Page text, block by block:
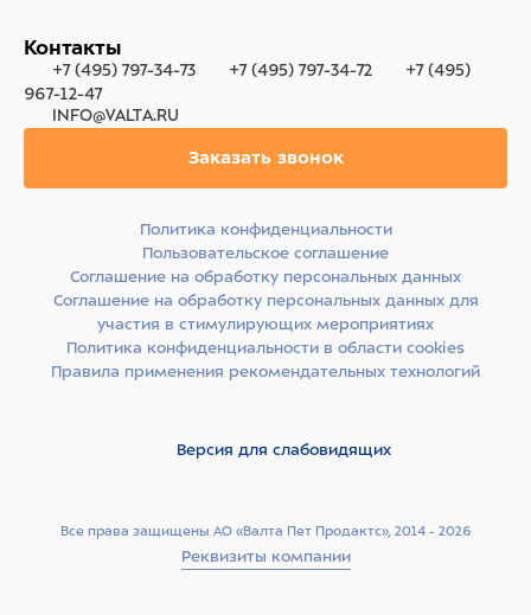
Контакты
+7 (495) 797-34-73 +7 (495) 797-34-72
+7 (495)
967-12-47
INFO@VALTA.RU
Заказать звонок
Все права защищены АО «Валта Пет Продактс», 2014 - 2026
Реквизиты компании
Политика конфиденциальности
Пользовательское соглашение
Соглашение на обработку персональных данных
Соглашение на обработку персональных данных для
участия в стимулирующих мероприятиях
Политика конфиденциальности в области cookies
Правила применения рекомендательных технологий
Версия для слабовидящих